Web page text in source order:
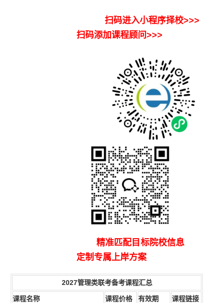
扫码进入小程序择校>>>
扫码添加课程顾问>>>
精准匹配目标院校信息
定制专属上岸方案
2027管理类联考备考课程汇总
课程名称 课程价格 有效期 课程链接